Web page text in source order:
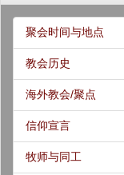
聚会时间与地点
教会历史
海外教会/聚点
信仰宣言
牧师与同工